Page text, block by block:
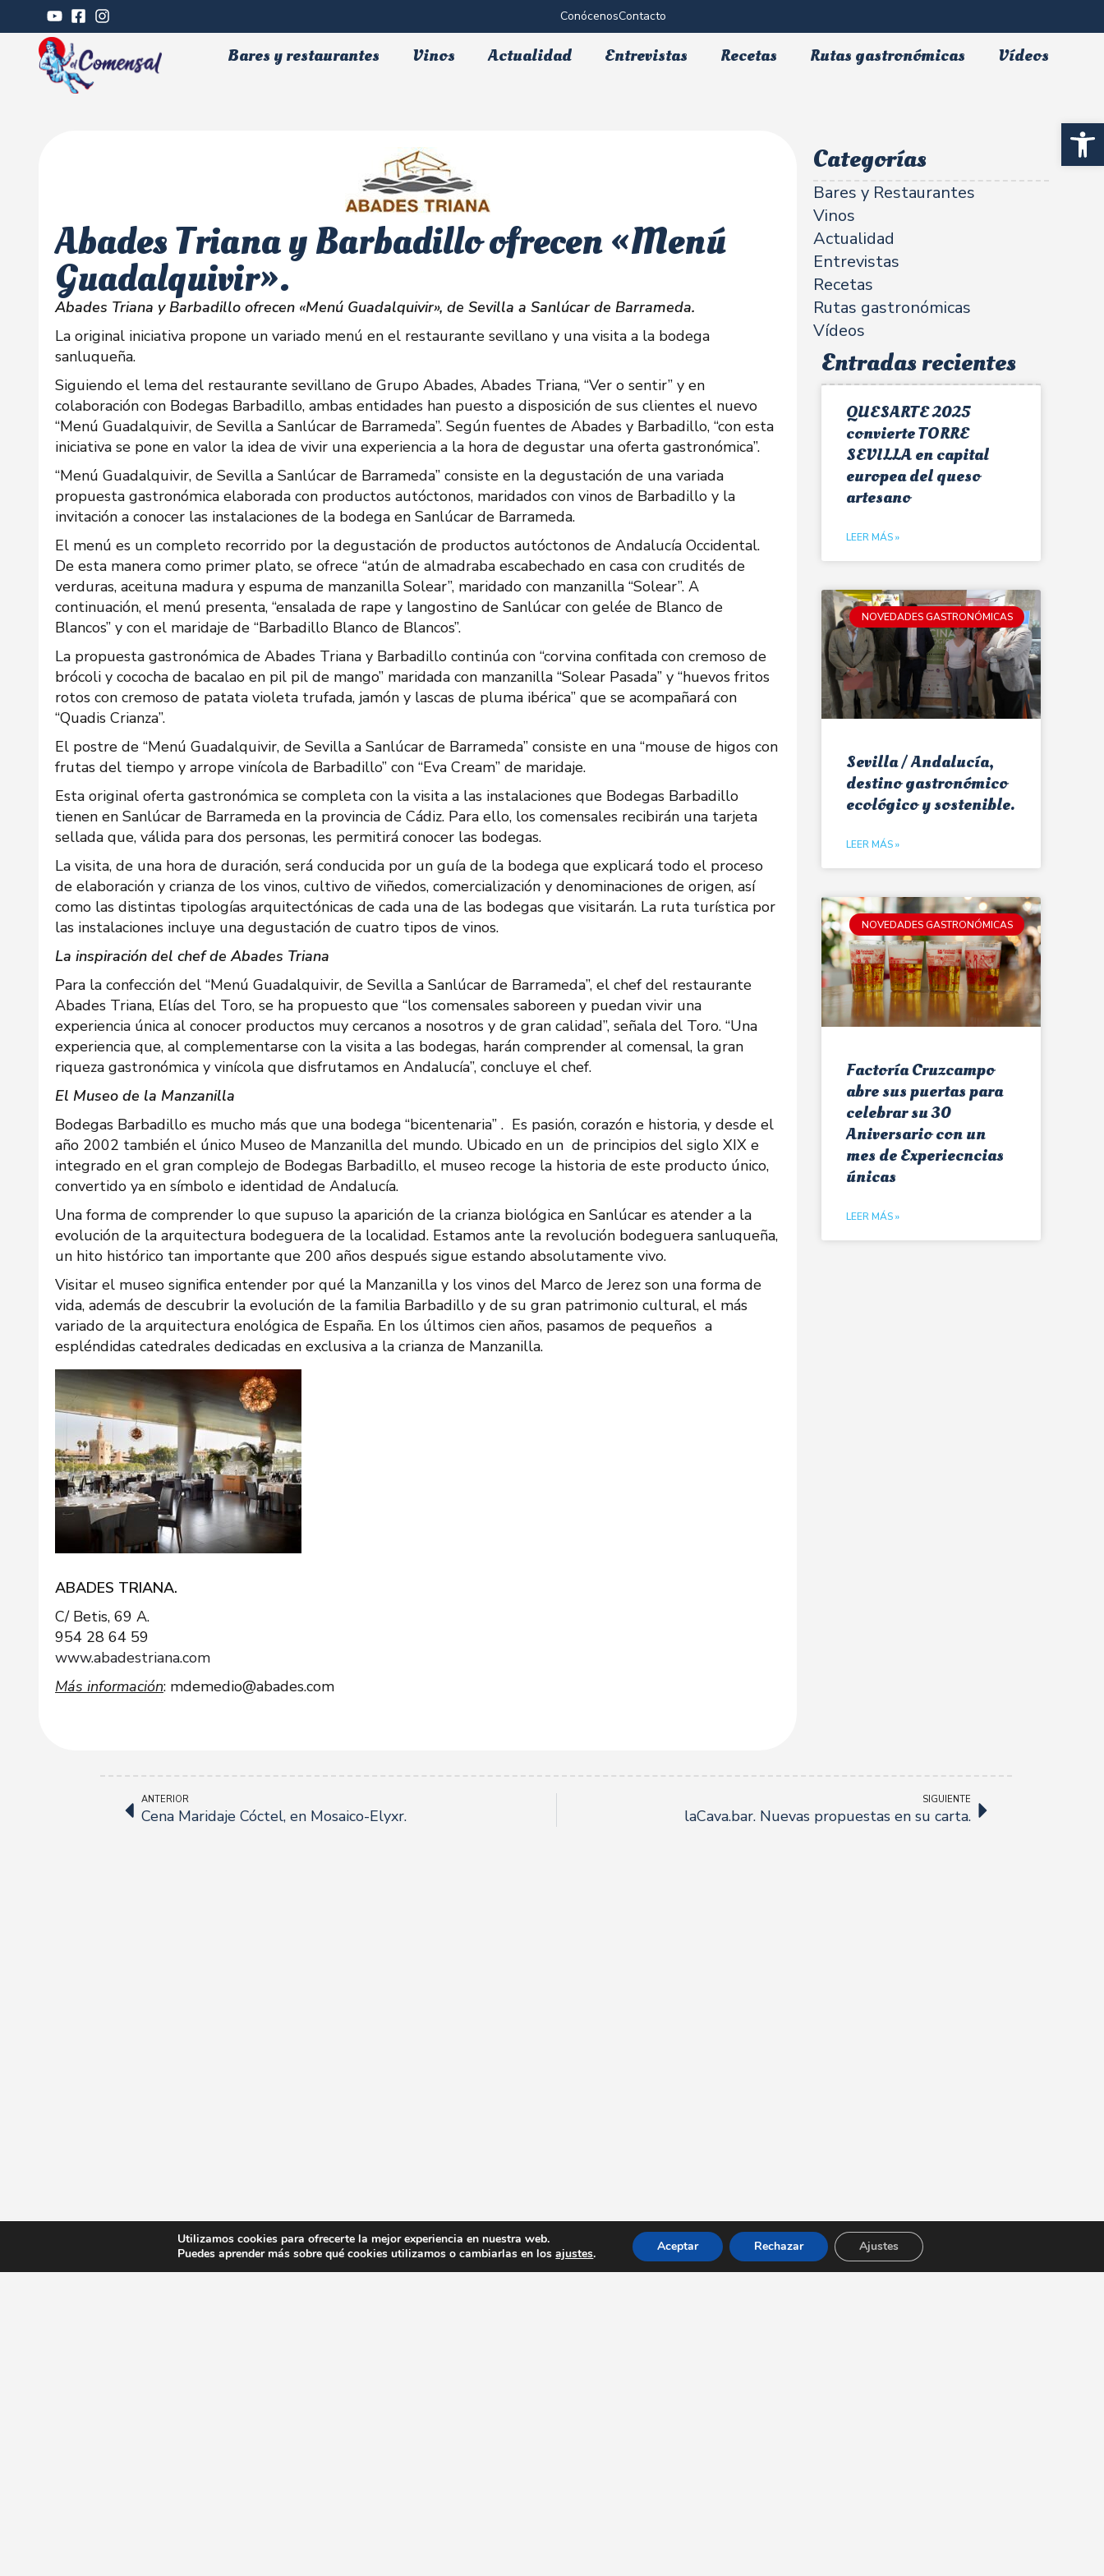
Abrir
ConócenosContacto
Bares y restaurantes Vinos Actualidad Entrevistas Recetas Rutas gastronómicas Vídeos
Abades Triana y Barbadillo ofrecen «Menú
Guadalquivir».
Abades Triana y Barbadillo ofrecen «Menú Guadalquivir», de Sevilla a Sanlúcar de Barrameda.
La original iniciativa propone un variado menú en el restaurante sevillano y una visita a la bodega
sanluqueña.
Siguiendo el lema del restaurante sevillano de Grupo Abades, Abades Triana, “Ver o sentir” y en
colaboración con Bodegas Barbadillo, ambas entidades han puesto a disposición de sus clientes el nuevo
“Menú Guadalquivir, de Sevilla a Sanlúcar de Barrameda”. Según fuentes de Abades y Barbadillo, “con esta
iniciativa se pone en valor la idea de vivir una experiencia a la hora de degustar una oferta gastronómica”.
“Menú Guadalquivir, de Sevilla a Sanlúcar de Barrameda” consiste en la degustación de una variada
propuesta gastronómica elaborada con productos autóctonos, maridados con vinos de Barbadillo y la
invitación a conocer las instalaciones de la bodega en Sanlúcar de Barrameda.
El menú es un completo recorrido por la degustación de productos autóctonos de Andalucía Occidental.
De esta manera como primer plato, se ofrece “atún de almadraba escabechado en casa con crudités de
verduras, aceituna madura y espuma de manzanilla Solear”, maridado con manzanilla “Solear”. A
continuación, el menú presenta, “ensalada de rape y langostino de Sanlúcar con gelée de Blanco de
Blancos” y con el maridaje de “Barbadillo Blanco de Blancos”.
La propuesta gastronómica de Abades Triana y Barbadillo continúa con “corvina confitada con cremoso de
brócoli y cococha de bacalao en pil pil de mango” maridada con manzanilla “Solear Pasada” y “huevos fritos
rotos con cremoso de patata violeta trufada, jamón y lascas de pluma ibérica” que se acompañará con
“Quadis Crianza”.
El postre de “Menú Guadalquivir, de Sevilla a Sanlúcar de Barrameda” consiste en una “mouse de higos con
frutas del tiempo y arrope vinícola de Barbadillo” con “Eva Cream” de maridaje.
Esta original oferta gastronómica se completa con la visita a las instalaciones que Bodegas Barbadillo
tienen en Sanlúcar de Barrameda en la provincia de Cádiz. Para ello, los comensales recibirán una tarjeta
sellada que, válida para dos personas, les permitirá conocer las bodegas.
La visita, de una hora de duración, será conducida por un guía de la bodega que explicará todo el proceso
de elaboración y crianza de los vinos, cultivo de viñedos, comercialización y denominaciones de origen, así
como las distintas tipologías arquitectónicas de cada una de las bodegas que visitarán. La ruta turística por
las instalaciones incluye una degustación de cuatro tipos de vinos.
La inspiración del chef de Abades Triana
Para la confección del “Menú Guadalquivir, de Sevilla a Sanlúcar de Barrameda”, el chef del restaurante
Abades Triana, Elías del Toro, se ha propuesto que “los comensales saboreen y puedan vivir una
experiencia única al conocer productos muy cercanos a nosotros y de gran calidad”, señala del Toro. “Una
experiencia que, al complementarse con la visita a las bodegas, harán comprender al comensal, la gran
riqueza gastronómica y vinícola que disfrutamos en Andalucía”, concluye el chef.
El Museo de la Manzanilla
Bodegas Barbadillo es mucho más que una bodega “bicentenaria” . Es pasión, corazón e historia, y desde el
año 2002 también el único Museo de Manzanilla del mundo. Ubicado en un de principios del siglo XIX e
integrado en el gran complejo de Bodegas Barbadillo, el museo recoge la historia de este producto único,
convertido ya en símbolo e identidad de Andalucía.
Una forma de comprender lo que supuso la aparición de la crianza biológica en Sanlúcar es atender a la
evolución de la arquitectura bodeguera de la localidad. Estamos ante la revolución bodeguera sanluqueña,
un hito histórico tan importante que 200 años después sigue estando absolutamente vivo.
Visitar el museo significa entender por qué la Manzanilla y los vinos del Marco de Jerez son una forma de
vida, además de descubrir la evolución de la familia Barbadillo y de su gran patrimonio cultural, el más
variado de la arquitectura enológica de España. En los últimos cien años, pasamos de pequeños a
espléndidas catedrales dedicadas en exclusiva a la crianza de Manzanilla.
ABADES TRIANA.
C/ Betis, 69 A.
954 28 64 59
www.abadestriana.com
Más información: mdemedio@abades.com
Categorías
Bares y Restaurantes
Vinos
Actualidad
Entrevistas
Recetas
Rutas gastronómicas
Vídeos
Entradas recientes
QUESARTE 2025
convierte TORRE
SEVILLA en capital
europea del queso
artesano
LEER MÁS »
NOVEDADES GASTRONÓMICAS
Sevilla / Andalucía,
destino gastronómico
ecológico y sostenible.
LEER MÁS »
NOVEDADES GASTRONÓMICAS
Factoría Cruzcampo
abre sus puertas para
celebrar su 30
Aniversario con un
mes de Experiecncias
únicas
LEER MÁS »
ANTERIOR
Cena Maridaje Cóctel, en Mosaico-Elyxr.
SIGUIENTE
laCava.bar. Nuevas propuestas en su carta.
Utilizamos cookies para ofrecerte la mejor experiencia en nuestra web.
Puedes aprender más sobre qué cookies utilizamos o cambiarlas en losajustes. Aceptar Rechazar Ajustes